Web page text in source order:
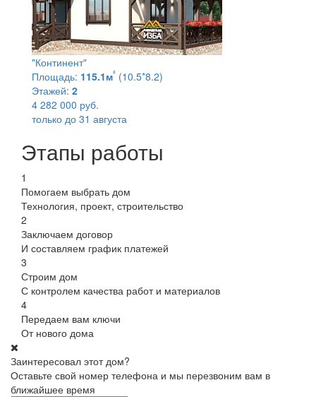
"Континент"
Площадь: 115.1м² (10.5*8.2)
Этажей: 2
4 282 000 руб.
только до 31 августа
Этапы работы
1
Помогаем выбрать дом
Технология, проект, строительство
2
Заключаем договор
И составляем график платежей
3
Строим дом
С контролем качества работ и материалов
4
Передаем вам ключи
От нового дома
Заинтересовал этот дом?
Оставьте свой номер телефона и мы перезвоним вам в
ближайшее время